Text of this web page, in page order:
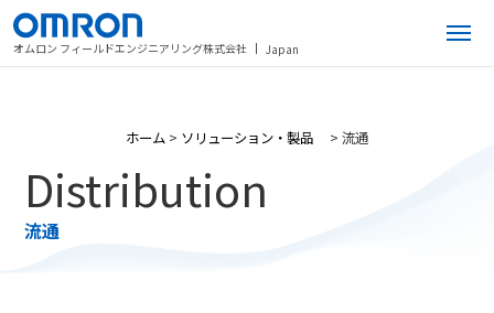
オムロン フィールドエンジニアリング株式会社 Japan
ホーム > ソリューション・製品 > 流通
Distribution
流通